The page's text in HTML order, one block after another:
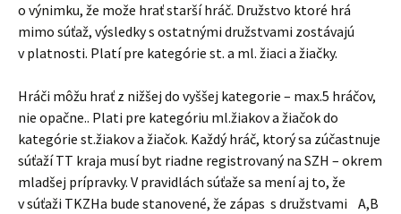
o výnimku, že može hrať starší hráč. Družstvo ktoré hrá
mimo súťaž, výsledky s ostatnými družstvami zostávajú
v platnosti. Platí pre kategórie st. a ml. žiaci a žiačky.
Hráči môžu hrať z nižšej do vyššej kategorie – max.5 hráčov,
nie opačne.. Plati pre kategóriu ml.žiakov a žiačok do
kategórie st.žiakov a žiačok. Každý hráč, ktorý sa zúčastnuje
súťaží TT kraja musí byt riadne registrovaný na SZH – okrem
mladšej prípravky. V pravidlách súťaže sa mení aj to, že
v súťaži TKZHa bude stanovené, že zápas s družstvami A,B